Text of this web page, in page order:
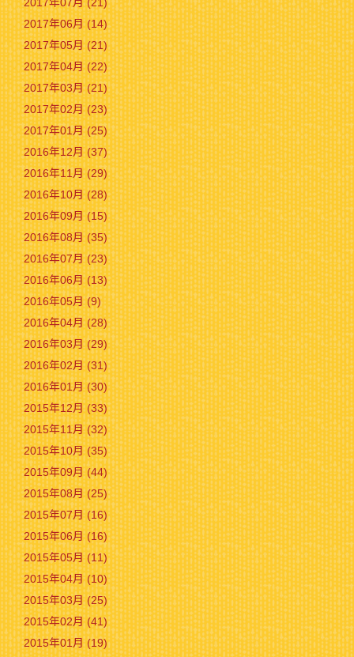
2017年07月 (21)
2017年06月 (14)
2017年05月 (21)
2017年04月 (22)
2017年03月 (21)
2017年02月 (23)
2017年01月 (25)
2016年12月 (37)
2016年11月 (29)
2016年10月 (28)
2016年09月 (15)
2016年08月 (35)
2016年07月 (23)
2016年06月 (13)
2016年05月 (9)
2016年04月 (28)
2016年03月 (29)
2016年02月 (31)
2016年01月 (30)
2015年12月 (33)
2015年11月 (32)
2015年10月 (35)
2015年09月 (44)
2015年08月 (25)
2015年07月 (16)
2015年06月 (16)
2015年05月 (11)
2015年04月 (10)
2015年03月 (25)
2015年02月 (41)
2015年01月 (19)